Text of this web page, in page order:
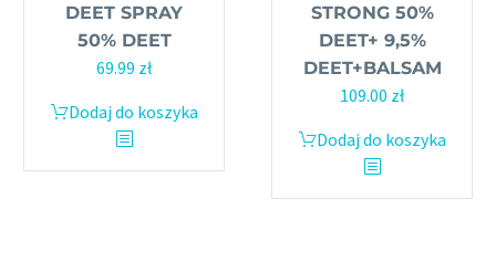
DEET SPRAY
50% DEET
Pierwotna
wynosiła:
84.00 zł.
69.99 złAktualna
wynosi:
Dodaj do koszyka
STRONG 50%
DEET+ 9,5%
DEET+BALSAM
109.00 zł
Dodaj do koszyka